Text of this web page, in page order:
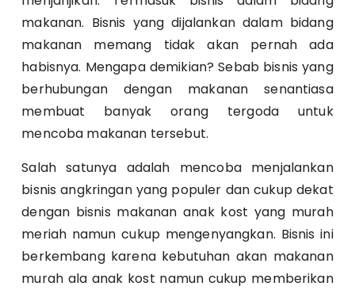
makanan. Bisnis yang dijalankan dalam bidang
makanan memang tidak akan pernah ada
habisnya. Mengapa demikian? Sebab bisnis yang
berhubungan dengan makanan senantiasa
membuat banyak orang tergoda untuk
mencoba makanan tersebut.
Salah satunya adalah mencoba menjalankan
bisnis angkringan yang populer dan cukup dekat
dengan bisnis makanan anak kost yang murah
meriah namun cukup mengenyangkan. Bisnis ini
berkembang karena kebutuhan akan makanan
murah ala anak kost namun cukup memberikan